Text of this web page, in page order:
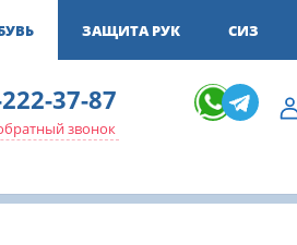
ЗАЩИТА РУК СИЗ
37-87
звонок